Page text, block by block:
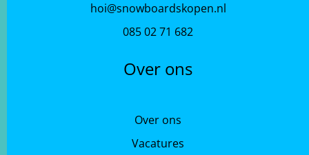
hoi@snowboardskopen.nl
085 02 71 682
Over ons
Over ons
Vacatures